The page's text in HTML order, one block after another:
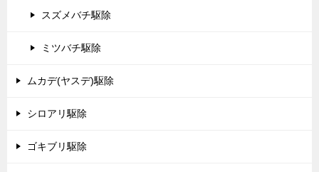
スズメバチ駆除
ミツバチ駆除
ムカデ(ヤスデ)駆除
シロアリ駆除
ゴキブリ駆除